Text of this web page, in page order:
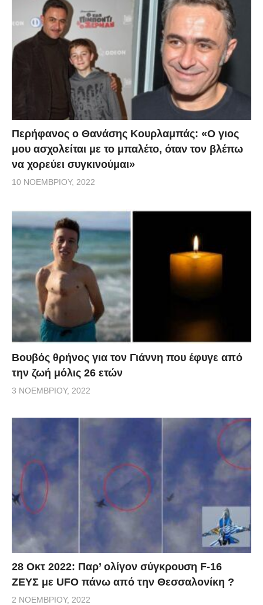
Περήφανος ο Θανάσης Κουρλαμπάς: «Ο γιος
μου ασχολείται με το μπαλέτο, όταν τον βλέπω
να χορεύει συγκινούμαι»
10 ΝΟΕΜΒΡΊΟΥ, 2022
Βουβός θρήνος για τον Γιάννη που έφυγε από
την ζωή μόλις 26 ετών
3 ΝΟΕΜΒΡΊΟΥ, 2022
28 Οκτ 2022: Παρ’ ολίγον σύγκρουση F-16
ΖΕΥΣ με UFO πάνω από την Θεσσαλονίκη ?
2 ΝΟΕΜΒΡΊΟΥ, 2022